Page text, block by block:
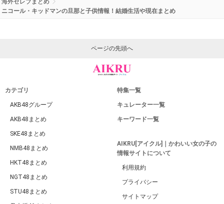
海外セレブまとめ
ニコール・キッドマンの旦那と子供情報！結婚生活や現在まとめ
ページの先頭へ
カテゴリ
AKB48グループ
AKB48まとめ
SKE48まとめ
NMB48まとめ
HKT48まとめ
NGT48まとめ
STU48まとめ
特集一覧
キュレーター一覧
キーワード一覧
AIKRU[アイクル]｜かわいい女の子の
情報サイトについて
利用規約
プライバシー
サイトマップ